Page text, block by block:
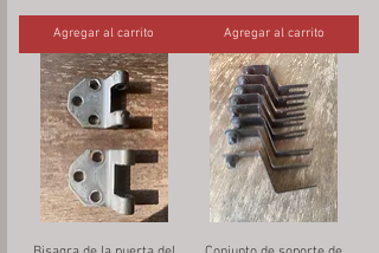
Agregar al carrito Agregar al carrito